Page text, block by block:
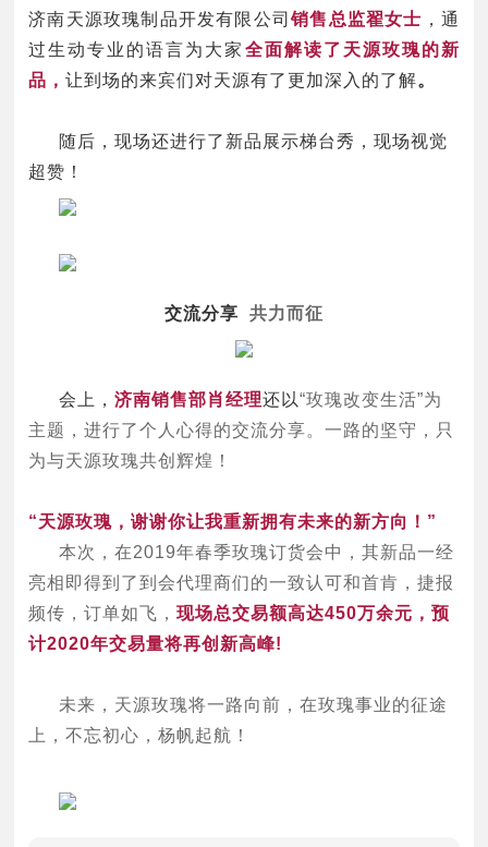
济南天源玫瑰制品开发有限公司销售总监翟女士 ，通
过生动专业的语言为大家 全面解读了天源玫瑰的新
品，让到场的来宾们对天源有了更加深入的了解。
随后，现场还进行了新品展示梯台秀，现场视觉
超赞！
交流分享 共力而征
会上，济南销售部肖经理还以“玫瑰改变生活”为
主题，进行了个人心得的交流分享。一路的坚守，只
为与天源玫瑰共创辉煌！
“天源玫瑰，谢谢你让我重新拥有未来的新方向！”
本次，在2019年春季玫瑰订货会中，其新品一经
亮相即得到了到会代理商们的一致认可和首肯，捷报
频传，订单如飞，现场总交易额高达450万余元，预
计2020年交易量将再创新高峰!
未来，天源玫瑰将一路向前，在玫瑰事业的征途
上，不忘初心，杨帆起航！